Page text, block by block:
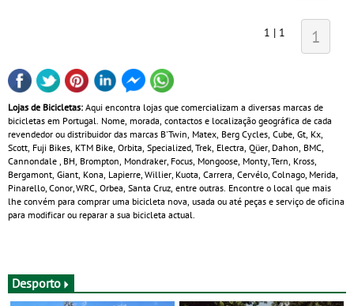
1 | 1 1
Lojas de Bicicletas: Aqui encontra lojas que comercializam a diversas marcas de
bicicletas em Portugal. Nome, morada, contactos e localização geográfica de cada
revendedor ou distribuidor das marcas B'Twin, Matex, Berg Cycles, Cube, Gt, Kx,
Scott, Fuji Bikes, KTM Bike, Orbita, Specialized, Trek, Electra, Qüer, Dahon, BMC,
Cannondale , BH, Brompton, Mondraker, Focus, Mongoose, Monty, Tern, Kross,
Bergamont, Giant, Kona, Lapierre, Willier, Kuota, Carrera, Cervélo, Colnago, Merida,
Pinarello, Conor, WRC, Orbea, Santa Cruz, entre outras. Encontre o local que mais
lhe convém para comprar uma bicicleta nova, usada ou até peças e serviço de oficina
para modificar ou reparar a sua bicicleta actual.
Desporto